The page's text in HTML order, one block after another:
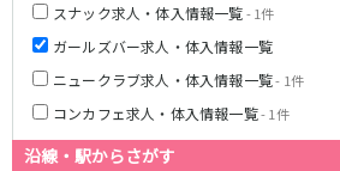
スナック求人・体入情報一覧- 1件
ガールズバー求人・体入情報一覧
ニュークラブ求人・体入情報一覧- 1件
コンカフェ求人・体入情報一覧- 1件
沿線・駅からさがす
JR山陽本線(姫路～岡山)
JR大阪環状線